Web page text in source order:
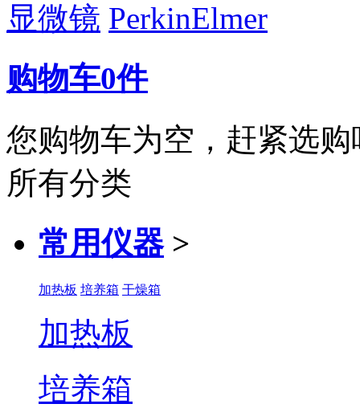
显微镜 PerkinElmer
购物车0件
您购物车为空，赶紧选购
所有分类
常用仪器 >
加热板 培养箱 干燥箱
加热板
培养箱